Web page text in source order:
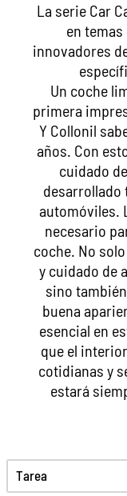
La serie Car
en
innovadores
Un coche
primera
Y Collonil
años. Con
cuidado
desarrollado
automóviles.
necesario
coche. No
y cuidado de
sino
buena
esencial en
que el
cotidianas y
estará
Tarea